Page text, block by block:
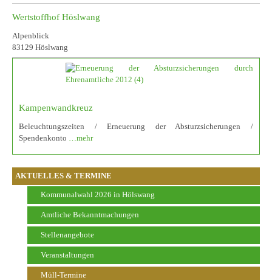
AKTUELLES & TERMINE
Kommunalwahl 2026 in Hölswang
Amtliche Bekanntmachungen
Stellenangebote
Veranstaltungen
Müll-Termine
Wertstoffhof Höslwang
Alpenblick
83129 Höslwang
Kampenwandkreuz
Beleuchtungszeiten / Erneuerung der Absturzsicherungen /
Spendenkonto …mehr